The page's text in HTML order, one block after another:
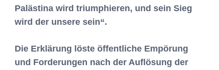
Palästina wird triumphieren, und sein Sieg
wird der unsere sein“.
Die Erklärung löste öffentliche Empörung
und Forderungen nach der Auflösung der